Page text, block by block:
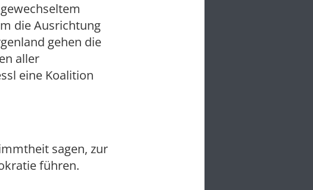
die Ausrichtung
gehen die
aller
eine Koalition
sagen, zur
führen.